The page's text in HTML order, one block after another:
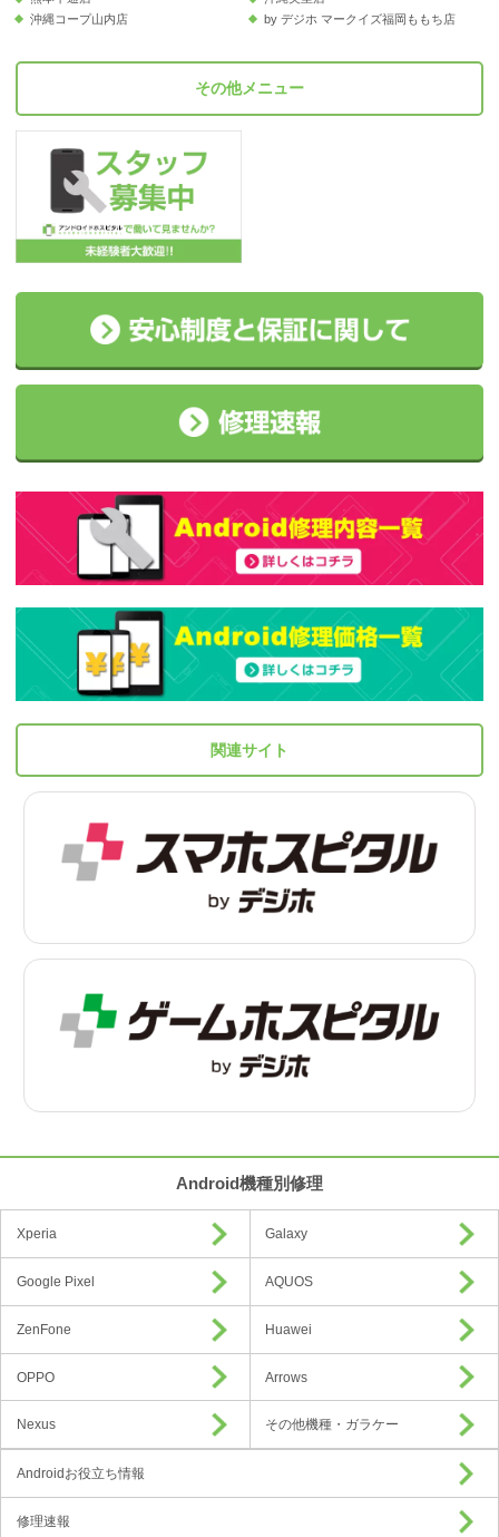
沖縄コープ山内店
by デジホ マークイズ福岡ももち店
その他メニュー
関連サイト
Android機種別修理
Xperia Galaxy
Google Pixel AQUOS
ZenFone Huawei
OPPO Arrows
Nexus その他機種・ガラケー
Androidお役立ち情報
修理速報